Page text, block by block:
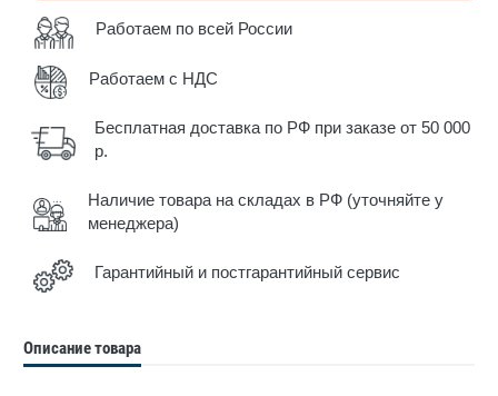
Работаем по всей России
Работаем с НДС
Бесплатная доставка по РФ при заказе от 50 000
р.
Наличие товара на складах в РФ (уточняйте у
менеджера)
Гарантийный и постгарантийный сервис
Описание товара